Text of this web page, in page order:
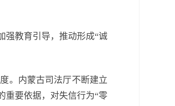
教育引导，推动形成“诚
。内蒙古司法厅不断建立
重要依据，对失信行为“零